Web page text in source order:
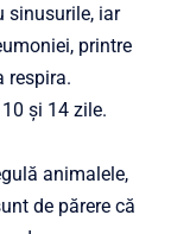
sinusurile, iar
printre
respira.
și 14 zile.
animalele,
de părere că